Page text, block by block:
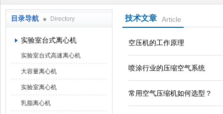
目录导航 Directory
实验室台式离心机
实验室台式高速离心机
大容量离心机
实验室离心机
乳脂离心机
技术文章 Article
空压机的工作原理
喷涂行业的压缩空气系统
常用空气压缩机如何选型？